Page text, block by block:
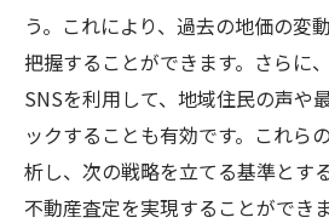
て方
市場価格と査定結果の
売却時期を選ぶ際のポイ
効果的な広告戦略の立案
交渉術を活かして売却条
う。これにより、過去の地価の変
把握することができます。さらに
SNSを利用して、地域住民の声や
ックすることも有効です。これら
析し、次の戦略を立てる基準とす
不動産査定を実現することができま